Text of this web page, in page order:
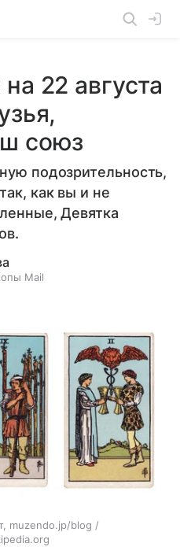
22 августа
союз
подозрительность,
как вы и не
Девятка
Mail
muzendo.jp/blog /